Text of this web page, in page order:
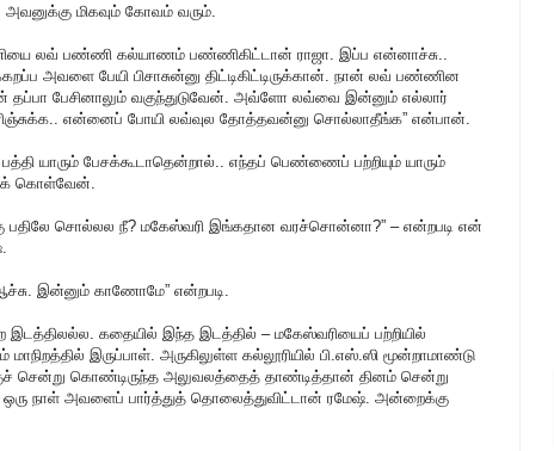
மிகவும் கோவம் வரும்.
லவ் பண்ணி கல்யாணம் பண்ணிகிட்டான் ராஜா. இப்ப என்னாச்சு..
அவளை பேயி பிசாசுன்னு திட்டிகிட்டிருக்கான். நான் லவ் பண்ணின
பேசினாலும் வகுந்துடுவேன். அவ்ளோ லவ்வை இன்னும் எல்லார்
என்னைப் போயி லவ்வுல தோத்தவன்னு சொல்லாதீங்க” என்பான்.
யாரும் பேசக்கூடாதென்றால்.. எந்தப் பெண்ணைப் பற்றியும் யாரும்
கொள்வேன்.
பதிலே சொல்லல நீ? மகேஸ்வரி இங்கதான வரச்சொன்னா?” – என்றபடி என்
இன்னும் காணோமே” என்றபடி.
இடத்திலல்ல. கதையில் இந்த இடத்தில் – மகேஸ்வரியைப் பற்றியில்
இருப்பாள். அருகிலுள்ள கல்லூரியில் பி.எஸ்.ஸி மூன்றாமாண்டு
சென்று கொண்டிருந்த அலுவலத்தைத் தாண்டித்தான் தினம் சென்று
நாள் அவளைப் பார்த்துத் தொலைத்துவிட்டான் ரமேஷ். அன்றைக்கு